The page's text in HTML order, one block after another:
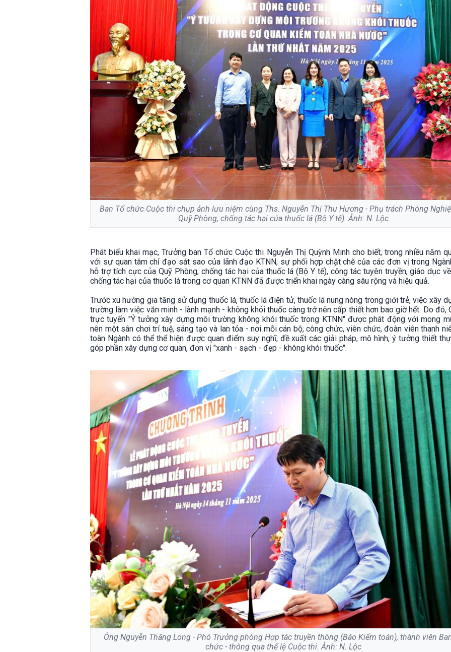
Ban Tổ chức Cuộc thi chụp ảnh lưu niệm cùng Ths. Nguyễn Thị Thu Hương - Phụ trách Phòng
Quỹ Phòng, chống tác hại của thuốc lá (Bộ Y tế). Ảnh: N. Lộc
Phát biểu khai mạc, Trưởng ban Tổ chức Cuộc thi Nguyễn Thị Quỳnh Minh cho biết, trong nhiều năm
với sự quan tâm chỉ đạo sát sao của lãnh đạo KTNN, sự phối hợp chặt chẽ của các đơn vị trong
hỗ trợ tích cực của Quỹ Phòng, chống tác hại của thuốc lá (Bộ Y tế), công tác tuyên truyền, giáo dục
chống tác hại của thuốc lá trong cơ quan KTNN đã được triển khai ngày càng sâu rộng và hiệu quả.
Trước xu hướng gia tăng sử dụng thuốc lá, thuốc lá điện tử, thuốc lá nung nóng trong giới trẻ, việc xây
trường làm việc văn minh - lành mạnh - không khói thuốc càng trở nên cấp thiết hơn bao giờ hết. Do đó,
trực tuyến "Ý tưởng xây dựng môi trường không khói thuốc trong KTNN" được phát động với mong
nên một sân chơi trí tuệ, sáng tạo và lan tỏa - nơi mỗi cán bộ, công chức, viên chức, đoàn viên thanh
toàn Ngành có thể thể hiện được quan điểm suy nghĩ, đề xuất các giải pháp, mô hình, ý tưởng thiết
góp phần xây dựng cơ quan, đơn vị "xanh - sạch - đẹp - không khói thuốc".
Ông Nguyễn Thăng Long - Phó Trưởng phòng Hợp tác truyền thông (Báo Kiểm toán), thành viên
chức - thông qua thể lệ Cuộc thi. Ảnh: N. Lộc